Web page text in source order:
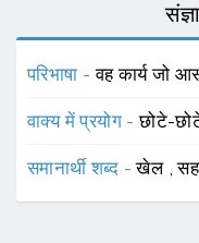
परिभाषा -वह कार्य जो
वाक्य में प्रयोग -छोटे-
समानार्थी शब्द -खेल ,